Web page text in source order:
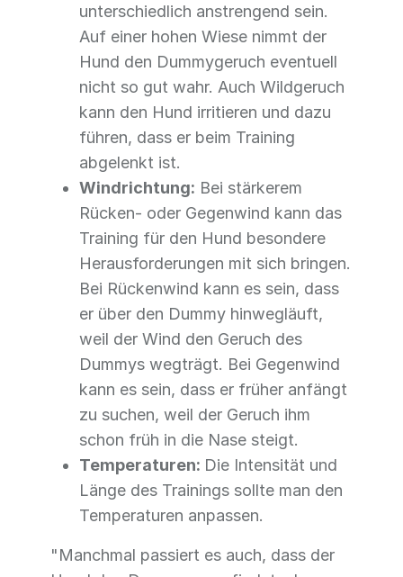
unterschiedlich anstrengend sein.
Auf einer hohen Wiese nimmt der
Hund den Dummygeruch eventuell
nicht so gut wahr. Auch Wildgeruch
kann den Hund irritieren und dazu
führen, dass er beim Training
abgelenkt ist.
Windrichtung: Bei stärkerem
Rücken- oder Gegenwind kann das
Training für den Hund besondere
Herausforderungen mit sich bringen.
Bei Rückenwind kann es sein, dass
er über den Dummy hinwegläuft,
weil der Wind den Geruch des
Dummys wegträgt. Bei Gegenwind
kann es sein, dass er früher anfängt
zu suchen, weil der Geruch ihm
schon früh in die Nase steigt.
Temperaturen: Die Intensität und
Länge des Trainings sollte man den
Temperaturen anpassen.
"Manchmal passiert es auch, dass der